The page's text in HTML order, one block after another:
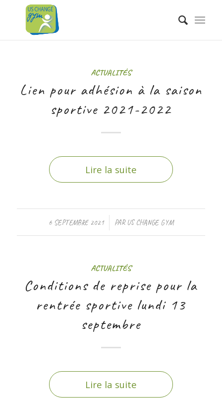
ACTUALITÉS
Lien pour adhésion à la saison
sportive 2021-2022
Lire la suite
6 SEPTEMBRE 2021
/ PAR US CHANGE GYM
ACTUALITÉS
Conditions de reprise pour la
rentrée sportive lundi 13
septembre
Lire la suite